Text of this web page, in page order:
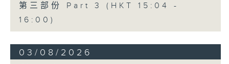
第三部份 Part 3 (HKT 15:04 -
16:00)
03/08/2026